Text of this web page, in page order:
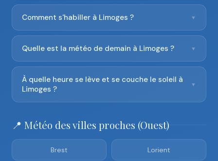
Comment s'habiller à Limoges ? ▼
Quelle est la météo de demain à Limoges ? ▼
À quelle heure se lève et se couche le soleil à
Limoges ?
▼
📍 Météo des villes proches (Ouest)
Brest Lorient